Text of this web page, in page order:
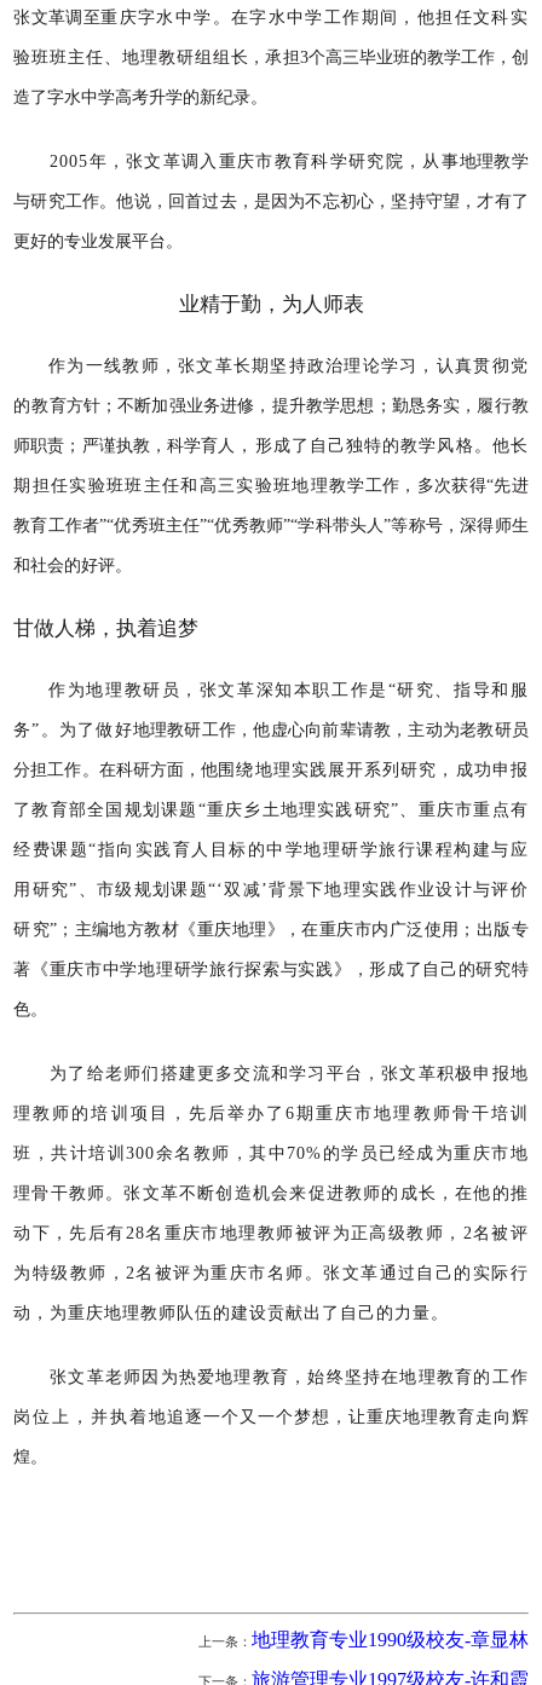
张文革调至重庆字水中学。在字水中学工作期间，他担任文科实
验班班主任、地理教研组组长，承担3个高三毕业班的教学工作，创
造了字水中学高考升学的新纪录。
2005年，张文革调入重庆市教育科学研究院，从事地理教学
与研究工作。他说，回首过去，是因为不忘初心，坚持守望，才有了
更好的专业发展平台。
业精于勤，为人师表
作为一线教师，张文革长期坚持政治理论学习，认真贯彻党
的教育方针；不断加强业务进修，提升教学思想；勤恳务实，履行教
师职责；严谨执教，科学育 人，形成了自己独特的教学风格。他长
期担任实验班班主任和高三实验班地理教学工作，多次获得“先进
教育工作者”“优秀班主任”“优秀教师”“学科带头人”等称号，深得师生
和社会的好评。
甘做人梯，执着追梦
作为地理教研员，张文革深知本职工作是 “研究、指导和服
务”。为了做好地理教研工作，他虚心向前辈请教，主动为老教研员
分担工作。在科研方面，他围绕地理实践展开系列研究，成功申报
了教育部全国规划课题 “重庆乡土地理实践研究”、重庆市重点有
经费课题“指向实践育人目标的中学地理研学旅行课程构建与应
用研究”、市级规划课题“‘双减’背景下地理实践作业设计与评价
研 究”；主编地方教材《重庆地理》，在重庆市内广泛使用；出版专
著《重庆市中学地理研学旅行探索与实践》，形成了自己的研究特
色。
为了给老师们搭建更多交流和学习平台，张文革积极申报地
理教师的培训项 目，先后举办了6期重庆市地理教师骨干培训
班，共计培训300余名教师，其中 70% 的学员已经成为重庆市地
理骨干教师。张文革不断创造机会来促进教师的成长，在他的推
动下，先后有28名重庆市地理教师被评为正高级教师， 2名被评
为 特级教师，2名被评为重庆市名师。张文革通过自己的实际行
动，为重庆地理教 师队伍的建设贡献出了自己的力量。
张文革老师因为热爱地理教育，始终坚持在地理教育的工作
岗位上，并执着地追逐一个又一个梦想，让重庆地理教育走向辉
煌。
上一条： 地理教育专业1990级校友-章显林
下一条： 旅游管理专业1997级校友-许和霞